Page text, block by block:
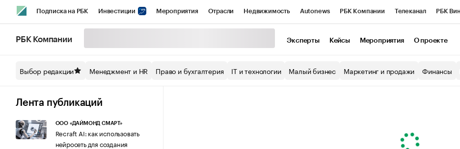
Подписка на РБК Инвестиции Мероприятия Отрасли Недвижимость Autonews РБК Компании Телеканал РБК
Спецпроекты СПб Конференции СПб Спецпроекты Экономика Бизнес
Технологии и медиа
РБК Компании Эксперты Кейсы Мероприятия О проекте
Выбор редакции Менеджмент и HR Право и бухгалтерия IT и технологии Малый бизнес Маркетинг и продажи Финансы
Лента публикаций
ООО «ДАЙМОНД СМАРТ»
Recraft AI: как использовать
нейросеть для создания